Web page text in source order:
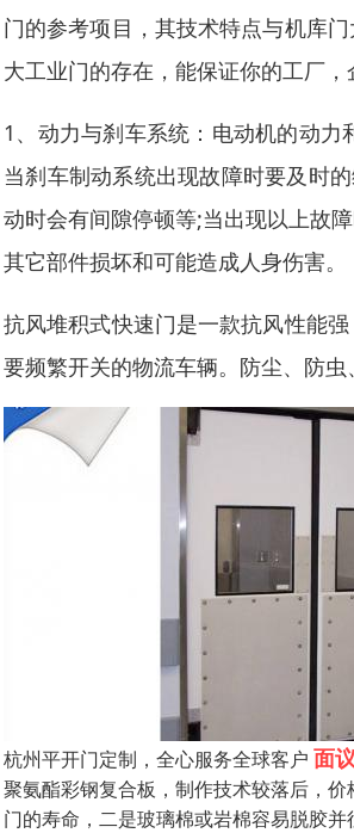
门的参考项目，其技术特点与机库
大工业门的存在，能保证你的工厂
1、动力与刹车系统：电动机的动
当刹车制动系统出现故障时要及时
动时会有间隙停顿等;当出现以上故
其它部件损坏和可能造成人身伤害。
抗风堆积式快速门是一款抗风性能
要频繁开关的物流车辆。防尘、防虫
杭州平开门定制，全心服务全球客户 面议
聚氨酯彩钢复合板，制作技术较落后，
门的寿命，二是玻璃棉或岩棉容易脱胶